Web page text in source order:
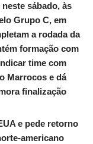
sábado, às
Grupo C, em
a rodada da
formação com
time com
Marrocos e dá
finalização
e pede retorno
americano